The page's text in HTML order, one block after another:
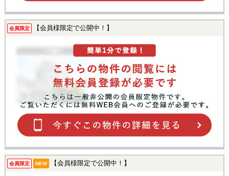
会員限定 【会員様限定で公開中！】
会員限定 NEW 【会員様限定で公開中！】